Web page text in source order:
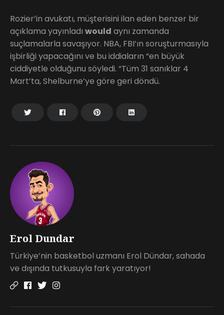
Erol Dundar
Türkiye’nin basketbol uzmanı Erol Dündar, sahada
ve dışında tutkusuyla fark yaratıyor!
Rozier’in avukatı, müşterisini ilan eden benzer bir
açıklama yayınladı would aynı zamanda
suçlamalarla savaşıyor. NBA, FBI’ın soruşturmasıyla
işbirliği yapacağını ve bu iddiaların “en büyük
ciddiyetle olduğunu söyledi. “Tüm 31 sanıklar 4
Mart’ta, Shelburne’ye göre geri döndü.